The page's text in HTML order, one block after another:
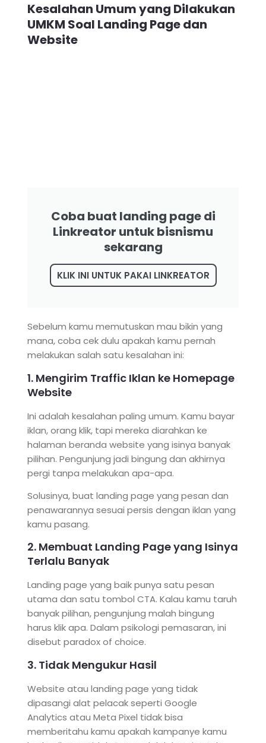
Kesalahan Umum yang Dilakukan
UMKM Soal Landing Page dan
Website
Coba buat landing page di
Linkreator untuk bisnismu
sekarang
KLIK INI UNTUK PAKAI LINKREATOR
Sebelum kamu memutuskan mau bikin yang
mana, coba cek dulu apakah kamu pernah
melakukan salah satu kesalahan ini:
1. Mengirim Traffic Iklan ke Homepage
Website
Ini adalah kesalahan paling umum. Kamu bayar
iklan, orang klik, tapi mereka diarahkan ke
halaman beranda website yang isinya banyak
pilihan. Pengunjung jadi bingung dan akhirnya
pergi tanpa melakukan apa-apa.
Solusinya, buat landing page yang pesan dan
penawarannya sesuai persis dengan iklan yang
kamu pasang.
2. Membuat Landing Page yang Isinya
Terlalu Banyak
Landing page yang baik punya satu pesan
utama dan satu tombol CTA. Kalau kamu taruh
banyak pilihan, pengunjung malah bingung
harus klik apa. Dalam psikologi pemasaran, ini
disebut paradox of choice.
3. Tidak Mengukur Hasil
Website atau landing page yang tidak
dipasangi alat pelacak seperti Google
Analytics atau Meta Pixel tidak bisa
memberitahu kamu apakah kampanye kamu